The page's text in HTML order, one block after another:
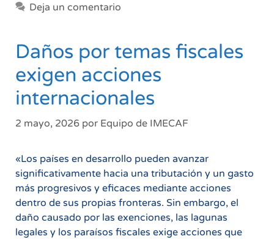
Deja un comentario
Daños por temas fiscales
exigen acciones
internacionales
2 mayo, 2026 por Equipo de IMECAF
«Los países en desarrollo pueden avanzar
significativamente hacia una tributación y un gasto
más progresivos y eficaces mediante acciones
dentro de sus propias fronteras. Sin embargo, el
daño causado por las exenciones, las lagunas
legales y los paraísos fiscales exige acciones que